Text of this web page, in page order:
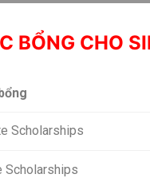
BỔNG CHO
Scholarships
Scholarships